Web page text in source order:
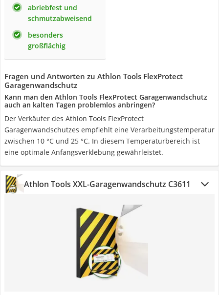
abriebfest und
schmutzabweisend
besonders
großflächig
Fragen und Antworten zu Athlon Tools FlexProtect
Garagenwandschutz
Kann man den Athlon Tools FlexProtect Garagenwandschutz
auch an kalten Tagen problemlos anbringen?
Der Verkäufer des Athlon Tools FlexProtect
Garagenwandschutzes empfiehlt eine Verarbeitungstemperatur
zwischen 10 °C und 25 °C. In diesem Temperaturbereich ist
eine optimale Anfangsverklebung gewährleistet.
Athlon Tools XXL-Garagenwandschutz C3611